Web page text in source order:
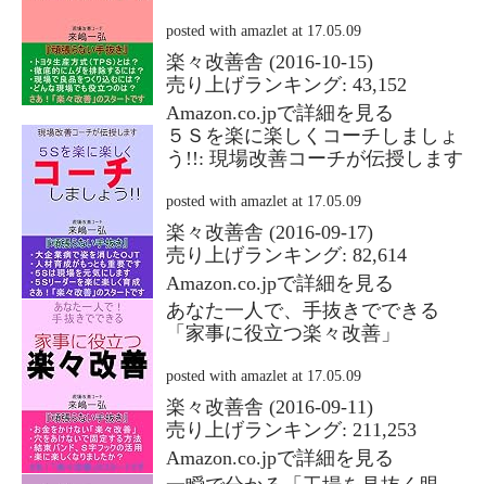
posted with amazlet at 17.05.09
楽々改善舎 (2016-10-15)
売り上げランキング: 43,152
Amazon.co.jpで詳細を見る
５Ｓを楽に楽しくコーチしましょ
う!!: 現場改善コーチが伝授します
posted with amazlet at 17.05.09
楽々改善舎 (2016-09-17)
売り上げランキング: 82,614
Amazon.co.jpで詳細を見る
あなた一人で、手抜きでできる
「家事に役立つ楽々改善」
posted with amazlet at 17.05.09
楽々改善舎 (2016-09-11)
売り上げランキング: 211,253
Amazon.co.jpで詳細を見る